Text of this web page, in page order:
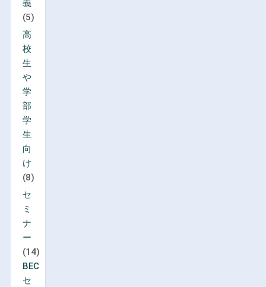
義
(5)
高
校
生
や
学
部
学
生
向
け
(8)
セ
ミ
ナ
ー
(14)
BEC
セ